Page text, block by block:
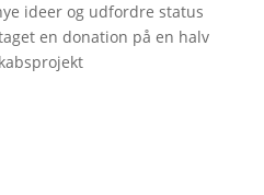
ideer og udfordre status
en donation på en halv